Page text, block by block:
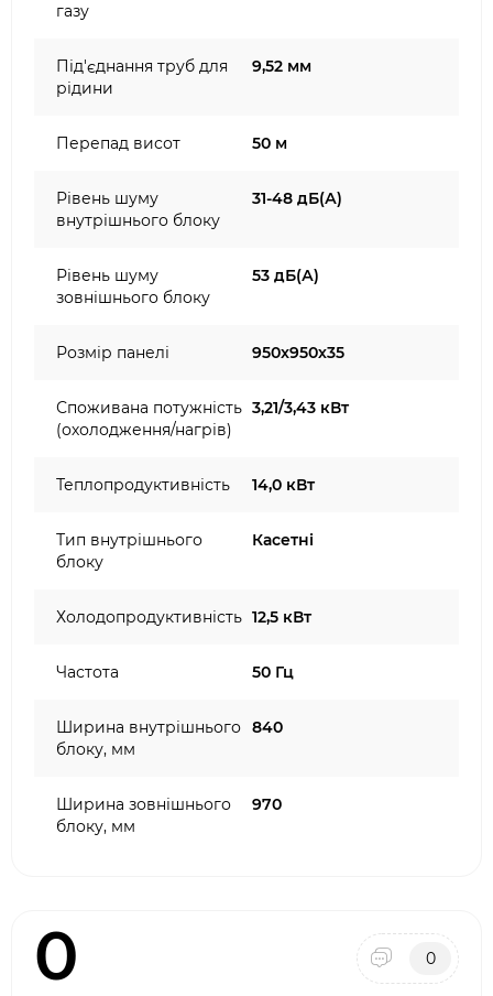
газу
Під'єднання труб для
рідини
9,52 мм
Перепад висот 50 м
Рівень шуму
внутрішнього блоку
31-48 дБ(А)
Рівень шуму
зовнішнього блоку
53 дБ(А)
Розмір панелі 950x950х35
Споживана потужність
(охолодження/нагрів)
3,21/3,43 кВт
Теплопродуктивність 14,0 кВт
Тип внутрішнього
блоку
Касетні
Холодопродуктивність 12,5 кВт
Частота 50 Гц
Ширина внутрішнього
блоку, мм
840
Ширина зовнішнього
блоку, мм
970
0 0